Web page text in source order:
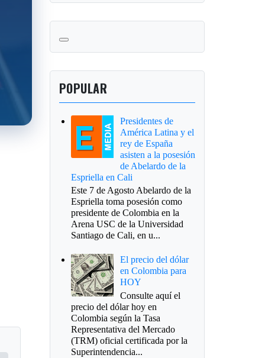
POPULAR
Presidentes de
América Latina y el
rey de España
asisten a la posesión
de Abelardo de la
Espriella en Cali
Este 7 de Agosto Abelardo de la
Espriella toma posesión como
presidente de Colombia en la
Arena USC de la Universidad
Santiago de Cali, en u...
El precio del dólar
en Colombia para
HOY
Consulte aquí el
precio del dólar hoy en
Colombia según la Tasa
Representativa del Mercado
(TRM) oficial certificada por la
Superintendencia...